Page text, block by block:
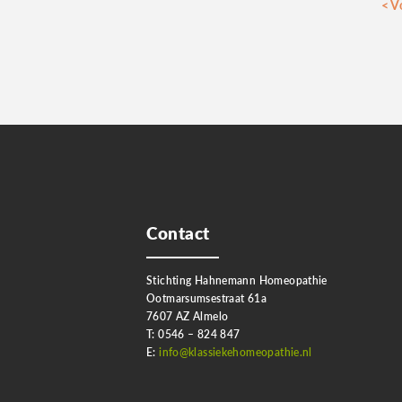
<
Contact
Stichting Hahnemann Homeopathie
Ootmarsumsestraat 61a
7607 AZ Almelo
T: 0546 – 824 847
E:info@klassiekehomeopathie.nl